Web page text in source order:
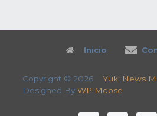
Inicio
Copyright © 2026 Yuki News
Designed By WP Moose